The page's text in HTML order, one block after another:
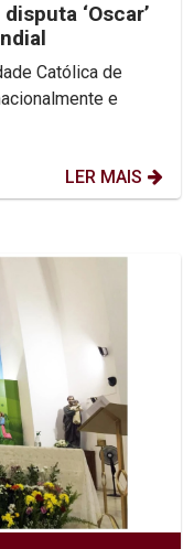
‘Oscar’
Católica de
e
LER MAIS